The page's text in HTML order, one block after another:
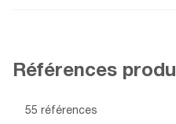
Références
55 références